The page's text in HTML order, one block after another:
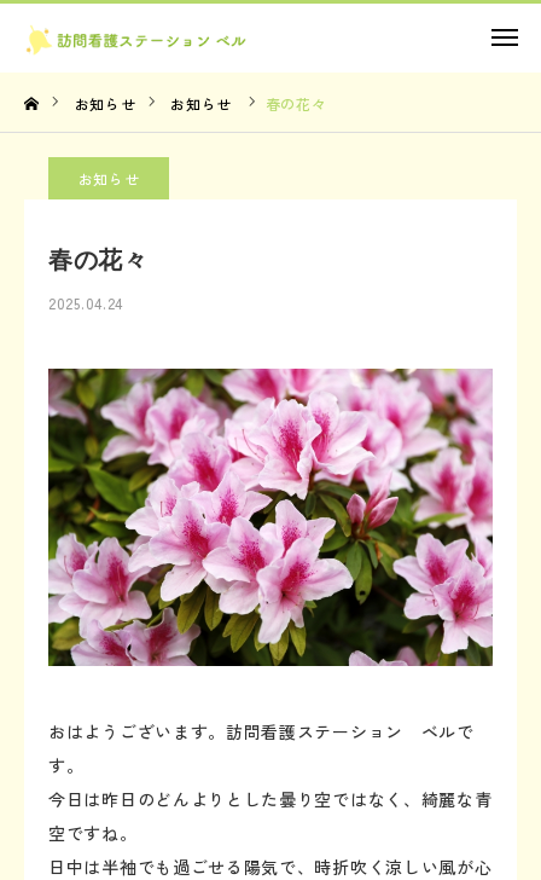
お知らせ お知らせ 春の花々
お知らせ
春の花々
2025.04.24
おはようございます。訪問看護ステーション ベルで
す。
今日は昨日のどんよりとした曇り空ではなく、綺麗な青
空ですね。
日中は半袖でも過ごせる陽気で、時折吹く涼しい風が心
お問い合わせ
TOP
お知らせ
お問い合わせ